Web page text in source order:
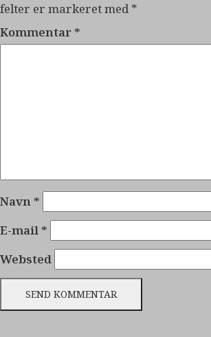
felter er markeret med *
Kommentar *
Navn *
E-mail *
Websted